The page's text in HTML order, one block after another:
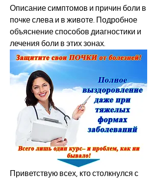
Описание симптомов и причин боли в
почке слева и в животе. Подробное
объяснение способов диагностики и
лечения боли в этих зонах.
Приветствую всех, кто столкнулся с